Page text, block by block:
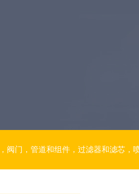
阀门，管道和组件，过滤器和滤芯，